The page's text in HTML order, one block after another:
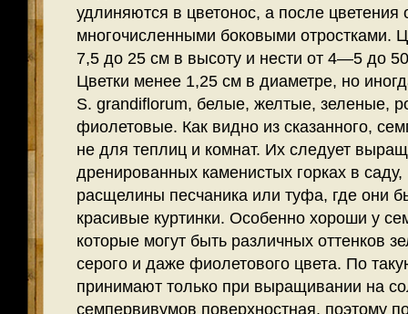
удлиняются в цветонос, а после
многочис­ленными боковыми отростками.
7,5 до 25 см в высоту и нести от 4—5 до
Цветки менее 1,25 см в диаметре, но
S. grandiflorum, белые, желтые, зеленые,
фиолетовые. Как видно из сказанного,
не для теплиц и комнат. Их следует
дренированных каменистых горках в
расщелины песчаника или туфа, где они
красивые куртинки. Особенно хороши у
которые могут быть различных оттенков
серого и даже фиолетового цвета. По
принимают только при выращивании на
семпервивумов поверхностная, поэтому